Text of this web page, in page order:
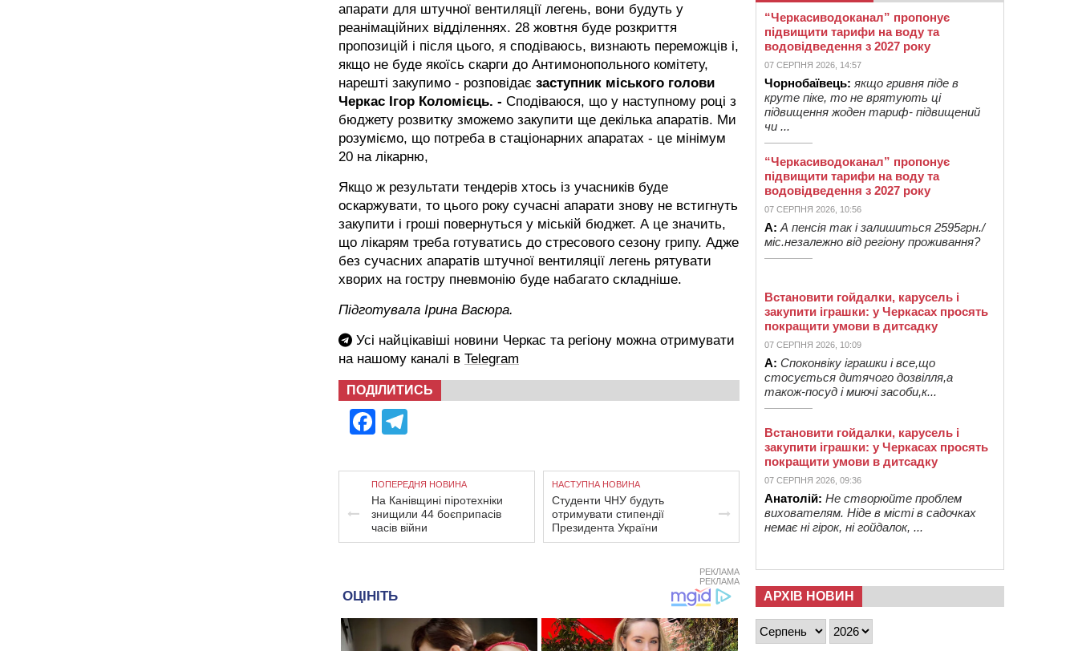
апарати для штучної вентиляції легень, вони будуть у
реанімаційних відділеннях. 28 жовтня буде розкриття
пропозицій і після цього, я сподіваюсь, визнають переможців і,
якщо не буде якоїсь скарги до Антимонопольного комітету,
нарешті закупимо - розповідає заступник міського голови
Черкас Ігор Коломієць. - Сподіваюся, що у наступному році з
бюджету розвитку зможемо закупити ще декілька апаратів. Ми
розуміємо, що потреба в стаціонарних апаратах - це мінімум
20 на лікарню,
Якщо ж результати тендерів хтось із учасників буде
оскаржувати, то цього року сучасні апарати знову не встигнуть
закупити і гроші повернуться у міській бюджет. А це значить,
що лікарям треба готуватись до стресового сезону грипу. Адже
без сучасних апаратів штучної вентиляції легень рятувати
хворих на гостру пневмонію буде набагато складніше.
Підготувала Ірина Васюра.
Усі найцікавіші новини Черкас та регіону можна отримувати
на нашому каналі в Telegram
ПОДІЛИТИСЬ
Facebook
ПОПЕРЕДНЯ НОВИНА
На Канівщині піротехніки
знищили 44 боєприпасів
часів війни
НАСТУПНА НОВИНА
Студенти ЧНУ будуть
отримувати стипендії
Президента України
РЕКЛАМА
РЕКЛАМА
“Черкасиводоканал” пропонує
підвищити тарифи на воду та
водовідведення з 2027 року
07 СЕРПНЯ 2026, 14:57
Чорнобаївець: якщо гривня піде в
круте піке, то не врятують ці
підвищення жоден тариф- підвищений
чи ...
“Черкасиводоканал” пропонує
підвищити тарифи на воду та
водовідведення з 2027 року
07 СЕРПНЯ 2026, 10:56
А: А пенсія так і залишиться 2595грн./
міс.незалежно від регіону проживання?
Встановити гойдалки, карусель і
закупити іграшки: у Черкасах просять
покращити умови в дитсадку
07 СЕРПНЯ 2026, 10:09
А: Споконвіку іграшки і все,що
стосується дитячого дозвілля,а
також-посуд і миючі засоби,к...
Встановити гойдалки, карусель і
закупити іграшки: у Черкасах просять
покращити умови в дитсадку
07 СЕРПНЯ 2026, 09:36
Анатолій: Не створюйте проблем
вихователям. Ніде в місті в садочках
немає ні гірок, ні гойдалок, ...
АРХІВ НОВИН